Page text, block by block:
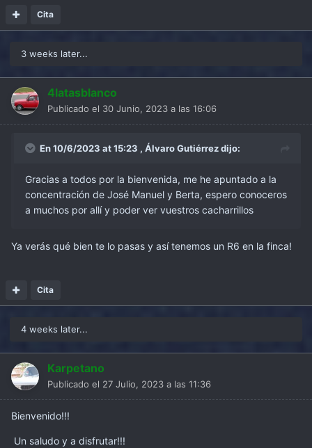
Cita
3 weeks later...
4latasblanco
Publicado el 30 Junio, 2023 a las 16:06
En 10/6/2023 at 15:23 , Álvaro Gutiérrezdijo:
Gracias a todos por la bienvenida, me he apuntado a la
concentración de José Manuel y Berta, espero conoceros
a muchos por allí y poder ver vuestros cacharrillos
Ya verás qué bien te lo pasas y así tenemos un R6 en la finca!
Cita
4 weeks later...
Karpetano
Publicado el 27 Julio, 2023 a las 11:36
Bienvenido!!!
Un saludo y a disfrutar!!!